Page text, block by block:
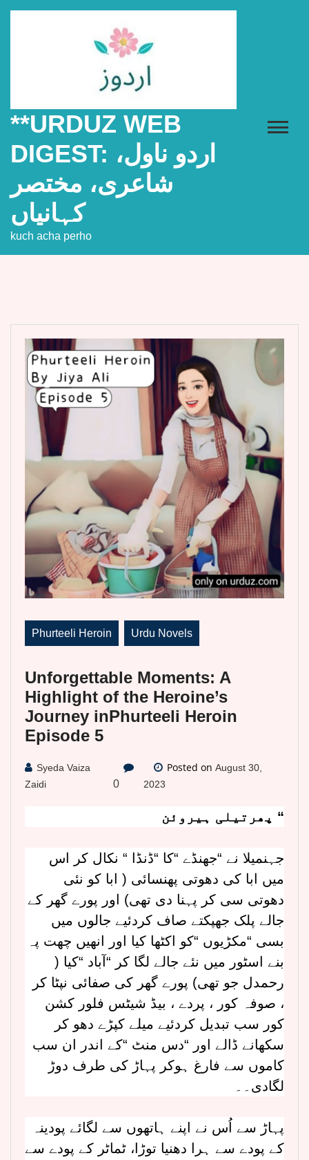
**URDUZ WEB
DIGEST: اردو ناول،
شاعری، مختصر
کہانیاں
kuch acha perho
Phurteeli Heroin Urdu Novels
Unforgettable Moments: A
Highlight of the Heroine’s
Journey inPhurteeli Heroin
Episode 5
Syeda Vaiza
Zaidi
0
Posted on August 30,
2023
پھرتیلی ہیروئن “
جہنمیلا نے “جھنڈے “کا “ڈنڈا “ نکال کر اس
میں ابا کی دھوتی پھنسائی ( ابا کو نئی
دھوتی سی کر پہنا دی تھی) اور پورے گھر کے
جالے پلک جھپکتے صاف کردئیے جالوں میں
بسی “مکڑیوں “کو اکٹھا کیا اور انھیں چھت پہ
بنے اسٹور میں نئے جالے لگا کر “آباد “کیا (
رحمدل جو تھی) پورے گھر کی صفائی نپٹا کر
، صوفہ کور ، پردے ، بیڈ شیٹس فلور کشن
کور سب تبدیل کردئیے میلے کپڑے دھو کر
سکھانے ڈالے اور “دس منٹ “کے اندر ان سب
کاموں سے فارغ ہوکر پہاڑ کی طرف دوڑ
لگادی۔۔
پہاڑ سے اُس نے اپنے ہاتھوں سے لگائے پودینہ
کے پودے سے ہرا دھنیا توڑا، ٹماٹر کے پودے سے